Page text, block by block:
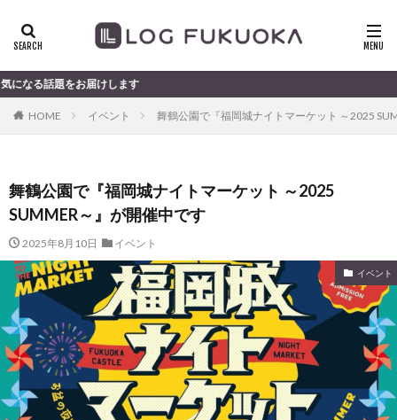
お届けします
HOME イベント 舞鶴公園で『福岡城ナイトマーケット ～2025
舞鶴公園で『福岡城ナイトマーケット ～2025
SUMMER～』が開催中です
2025年8月10日 イベント
イベント